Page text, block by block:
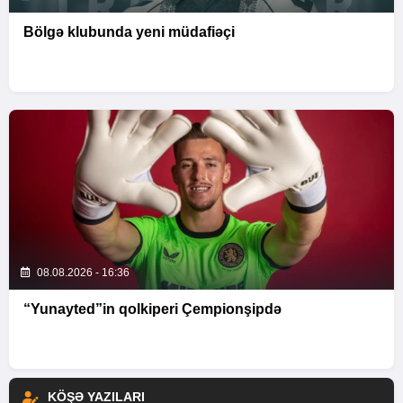
Bölgə klubunda yeni müdafiəçi
08.08.2026 - 16:36
“Yunayted”in qolkiperi Çempionşipdə
KÖŞƏ YAZILARI